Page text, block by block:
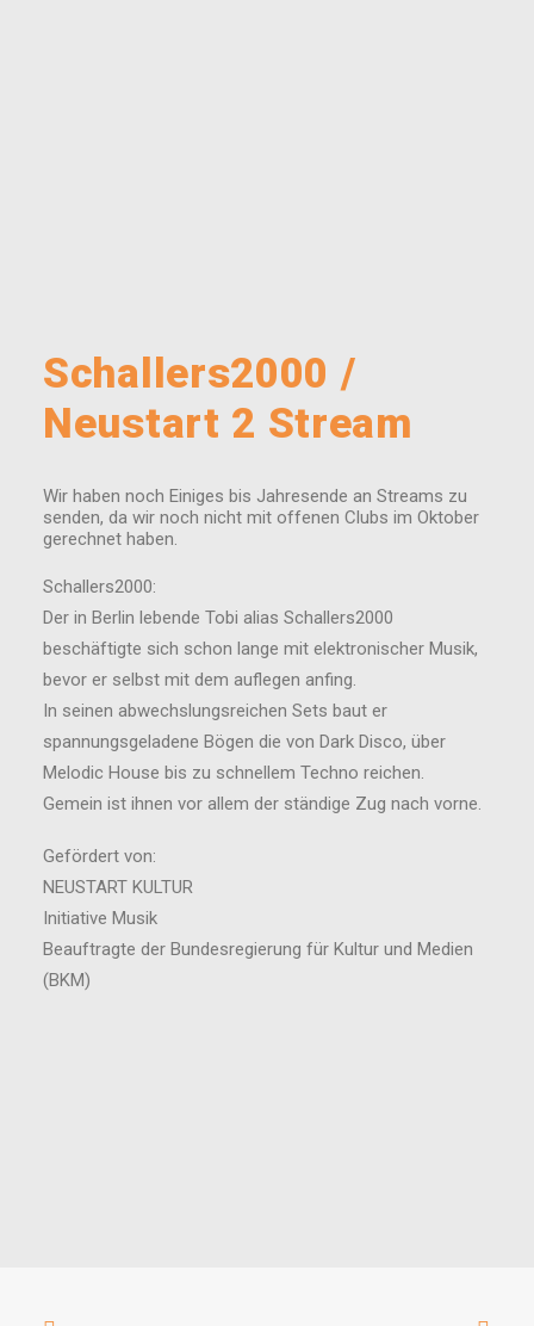
Schallers2000 /
Neustart 2 Stream
Wir haben noch Einiges bis Jahresende an Streams zu
senden, da wir noch nicht mit offenen Clubs im Oktober
gerechnet haben.
Schallers2000:
Der in Berlin lebende Tobi alias Schallers2000
beschäftigte sich schon lange mit elektronischer Musik,
bevor er selbst mit dem auflegen anfing.
In seinen abwechslungsreichen Sets baut er
spannungsgeladene Bögen die von Dark Disco, über
Melodic House bis zu schnellem Techno reichen.
Gemein ist ihnen vor allem der ständige Zug nach vorne.
Gefördert von:
NEUSTART KULTUR
Initiative Musik
Beauftragte der Bundesregierung für Kultur und Medien
(BKM)